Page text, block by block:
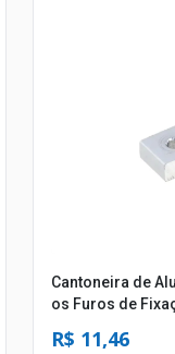
Cantoneira de
os Furos de
R$ 11,46